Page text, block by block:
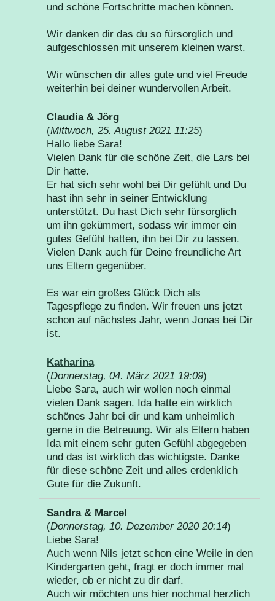
und schöne Fortschritte machen können.
Wir danken dir das du so fürsorglich und
aufgeschlossen mit unserem kleinen warst.
Wir wünschen dir alles gute und viel Freude
weiterhin bei deiner wundervollen Arbeit.
Claudia & Jörg
(Mittwoch, 25. August 2021 11:25)
Hallo liebe Sara!
Vielen Dank für die schöne Zeit, die Lars bei
Dir hatte.
Er hat sich sehr wohl bei Dir gefühlt und Du
hast ihn sehr in seiner Entwicklung
unterstützt. Du hast Dich sehr fürsorglich
um ihn gekümmert, sodass wir immer ein
gutes Gefühl hatten, ihn bei Dir zu lassen.
Vielen Dank auch für Deine freundliche Art
uns Eltern gegenüber.
Es war ein großes Glück Dich als
Tagespflege zu finden. Wir freuen uns jetzt
schon auf nächstes Jahr, wenn Jonas bei Dir
ist.
Katharina
(Donnerstag, 04. März 2021 19:09)
Liebe Sara, auch wir wollen noch einmal
vielen Dank sagen. Ida hatte ein wirklich
schönes Jahr bei dir und kam unheimlich
gerne in die Betreuung. Wir als Eltern haben
Ida mit einem sehr guten Gefühl abgegeben
und das ist wirklich das wichtigste. Danke
für diese schöne Zeit und alles erdenklich
Gute für die Zukunft.
Sandra & Marcel
(Donnerstag, 10. Dezember 2020 20:14)
Liebe Sara!
Auch wenn Nils jetzt schon eine Weile in den
Kindergarten geht, fragt er doch immer mal
wieder, ob er nicht zu dir darf.
Auch wir möchten uns hier nochmal herzlich